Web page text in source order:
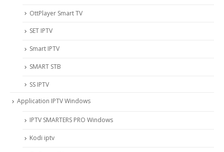
OttPlayer Smart TV
SET IPTV
Smart IPTV
SMART STB
SS IPTV
Application IPTV Windows
IPTV SMARTERS PRO Windows
Kodi iptv